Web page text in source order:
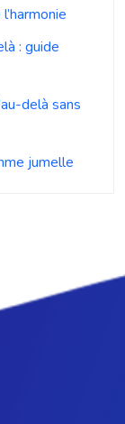
: guide
delà sans
jumelle